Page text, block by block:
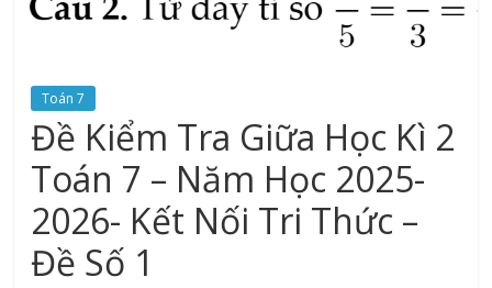
Toán 7
Đề Kiểm Tra Giữa Học Kì 2
Toán 7 – Năm Học 2025-
2026- Kết Nối Tri Thức –
Đề Số 1